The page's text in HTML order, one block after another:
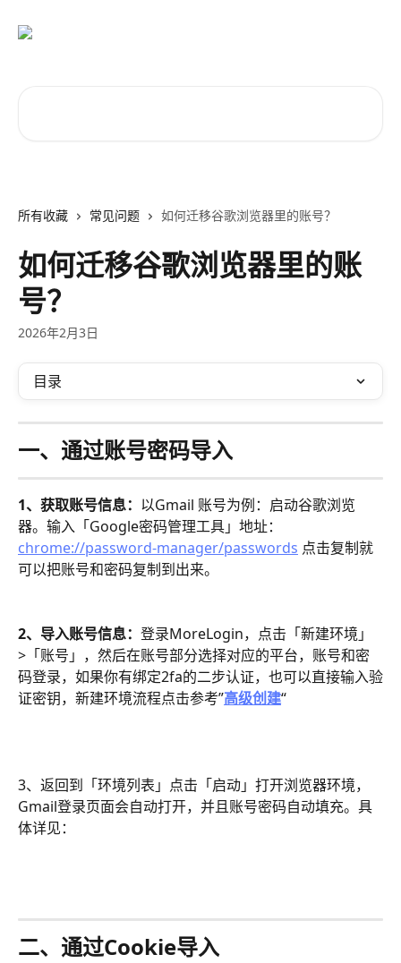
所有收藏 常见问题 如何迁移谷歌浏览器里的账号？
如何迁移谷歌浏览器里的账
号？
2026年2月3日
目录
一、通过账号密码导入
1、获取账号信息： 以Gmail 账号为例：启动谷歌浏览
器。输入「Google密码管理工具」地址：
chrome://password-manager/passwords 点击复制就
可以把账号和密码复制到出来。
2、导入账号信息： 登录MoreLogin，点击「新建环境」
>「账号」，然后在账号部分选择对应的平台，账号和密
码登录，如果你有绑定2fa的二步认证，也可以直接输入验
证密钥，新建环境流程点击参考”高级创建“
3、返回到「环境列表」点击「启动」打开浏览器环境，
Gmail登录页面会自动打开，并且账号密码自动填充。具
体详见：
二、通过Cookie导入